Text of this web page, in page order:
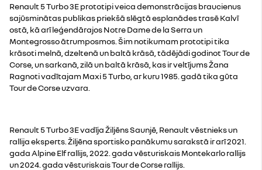
Renault 5 Turbo 3E prototipi veica demonstrācijas braucienus
sajūsminātas publikas priekšā slēgtā esplanādes trasē Kalvī
ostā, kā arī leģendārajos Notre Dame de la Serra un
Montegrosso ātrumposmos. Šim notikumam prototipi tika
krāsoti melnā, dzeltenā un baltā krāsā, tādējādi godinot Tour de
Corse, un sarkanā, zilā un baltā krāsā, kas ir veltījums Žana
Ragnoti vadītajam Maxi 5 Turbo, ar kuru 1985. gadā tika gūta
Tour de Corse uzvara.
Renault 5 Turbo 3E vadīja Žiljēns Saunjē, Renault vēstnieks un
rallija eksperts. Žiljēna sportisko panākumu sarakstā ir arī 2021.
gada Alpine Elf rallijs, 2022. gada vēsturiskais Montekarlo rallijs
un 2024. gada vēsturiskais Tour de Corse rallijs.